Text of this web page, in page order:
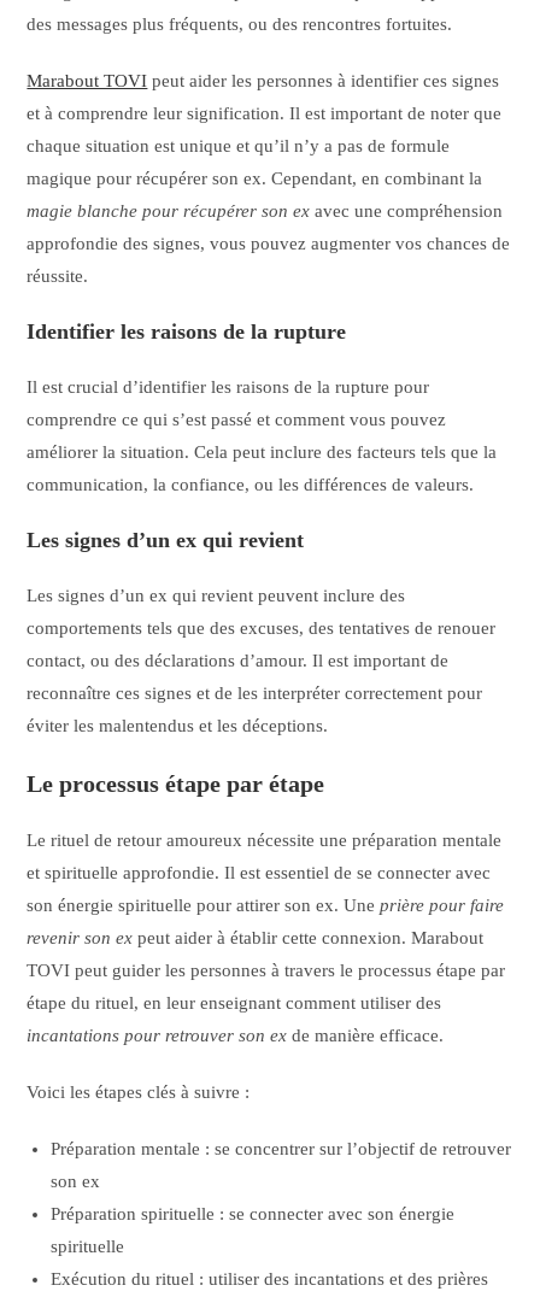
des messages plus fréquents, ou des rencontres fortuites.
Marabout TOVI peut aider les personnes à identifier ces signes
et à comprendre leur signification. Il est important de noter que
chaque situation est unique et qu’il n’y a pas de formule
magique pour récupérer son ex. Cependant, en combinant la
magie blanche pour récupérer son ex avec une compréhension
approfondie des signes, vous pouvez augmenter vos chances de
réussite.
Identifier les raisons de la rupture
Il est crucial d’identifier les raisons de la rupture pour
comprendre ce qui s’est passé et comment vous pouvez
améliorer la situation. Cela peut inclure des facteurs tels que la
communication, la confiance, ou les différences de valeurs.
Les signes d’un ex qui revient
Les signes d’un ex qui revient peuvent inclure des
comportements tels que des excuses, des tentatives de renouer
contact, ou des déclarations d’amour. Il est important de
reconnaître ces signes et de les interpréter correctement pour
éviter les malentendus et les déceptions.
Le processus étape par étape
Le rituel de retour amoureux nécessite une préparation mentale
et spirituelle approfondie. Il est essentiel de se connecter avec
son énergie spirituelle pour attirer son ex. Uneprière pour faire
revenir son ex peut aider à établir cette connexion. Marabout
TOVI peut guider les personnes à travers le processus étape par
étape du rituel, en leur enseignant comment utiliser des
incantations pour retrouver son ex de manière efficace.
Voici les étapes clés à suivre :
Préparation mentale : se concentrer sur l’objectif de retrouver
son ex
Préparation spirituelle : se connecter avec son énergie
spirituelle
Exécution du rituel : utiliser des incantations et des prières